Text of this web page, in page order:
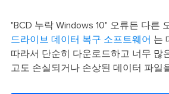
"BCD 누락 Windows 10" 오류든 다른
드라이브 데이터 복구 소프트웨어 는
따라서 단순히 다운로드하고 너무 많
고도 손실되거나 손상된 데이터 파일